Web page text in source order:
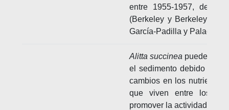
entre 1955-1957, de
(Berkeley y Berkeley,
García-Padilla y Palacio,
Alitta succinea puede
el sedimento debido a su
cambios en los nutrientes
que viven entre los
promover la actividad